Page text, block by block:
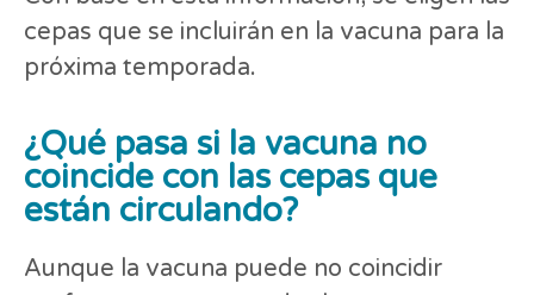
cepas que se incluirán en la vacuna para la
próxima temporada.
¿Qué pasa si la vacuna no
coincide con las cepas que
están circulando?
Aunque la vacuna puede no coincidir